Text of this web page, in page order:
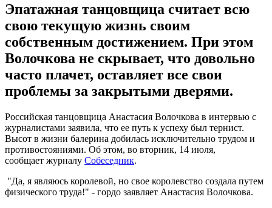
Эпатажная танцовщица считает всю
свою текущую жизнь своим
собственным достижением. При этом
Волочкова не скрывает, что довольно
часто плачет, оставляет все свои
проблемы за закрытыми дверями.
Российская танцовщица Анастасия Волочкова в интервью с
журналистами заявила, что ее путь к успеху был тернист.
Высот в жизни балерина добилась исключительно трудом и
противостояниями. Об этом, во вторник, 14 июля,
сообщает журналу Собеседник.
"Да, я являюсь королевой, но свое королевство создала путем
физического труда!" - гордо заявляет Анастасия Волочкова.